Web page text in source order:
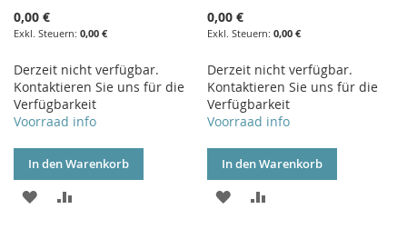
0,00 €
0,00 €
Derzeit nicht verfügbar.
Kontaktieren Sie uns für die
Verfügbarkeit
Voorraad info
In den Warenkorb
ZUR
0,00 €
0,00 €
Derzeit nicht verfügbar.
Kontaktieren Sie uns für die
Verfügbarkeit
Voorraad info
In den Warenkorb
ZUR